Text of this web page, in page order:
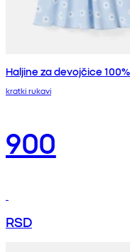
Haljine za devojčice
kratki rukavi
900
RSD